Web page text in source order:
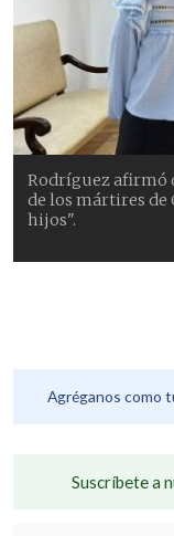
Rodríguez afirmó
de los mártires de
hijos".
Agréganos como
Suscríbete a